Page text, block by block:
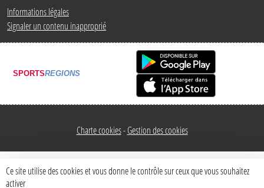
Informations légales
Signaler un contenu inapproprié
SPORTSREGIONS
Charte cookies Gestion des cookies
Ce site utilise des cookies et vous donne le contrôle sur ceux que vous souhaitez
activer